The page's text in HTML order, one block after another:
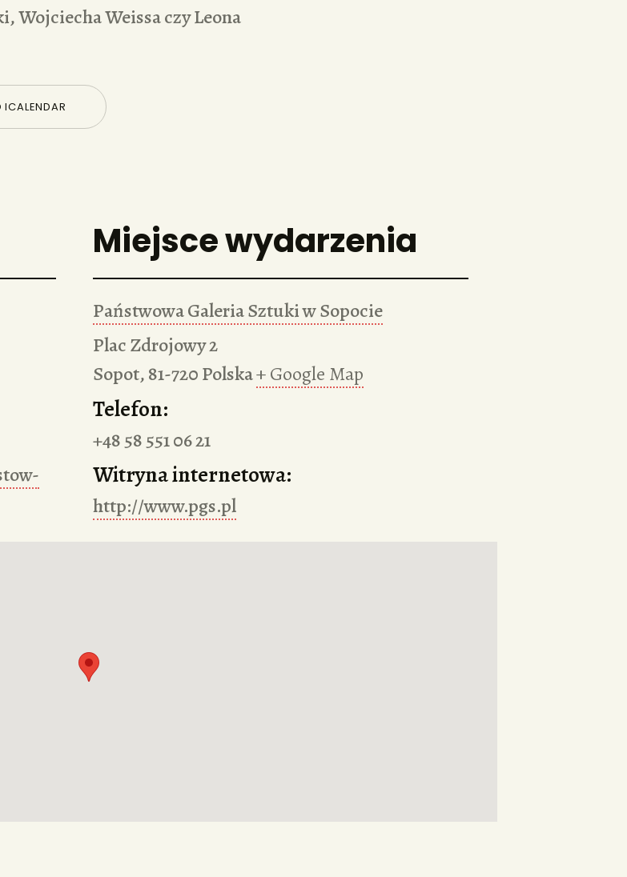
Wojciecha Weissa czy Leona
Miejsce wydarzenia
Państwowa Galeria Sztuki w Sopocie
Plac Zdrojowy 2
Sopot,81-720Polska+ Google Map
Telefon:
+48 58 551 06 21
Witryna internetowa:
http://www.pgs.pl